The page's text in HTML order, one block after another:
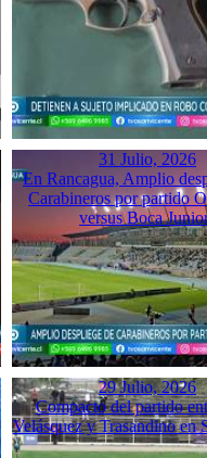
31 Julio, 2026
En Rancagua, Amplio
Carabineros por partido
versus Boca
29 Julio, 2026
Compacto del partido
Velásquez y Trasandino en